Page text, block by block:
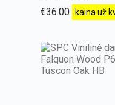
€36.00 kaina už